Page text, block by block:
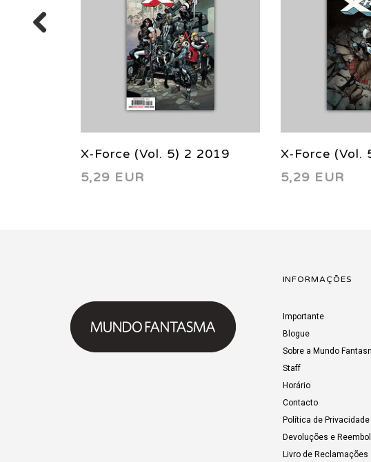
X-Force (Vol. 5) 2 2019
5,29 EUR
X-Force (Vol.
5,29 EUR
INFORMAÇÕES
Importante
Blogue
Sobre a Mundo
Staff
Horário
Contacto
Política de Privacidade
Devoluções e
Livro de Reclamações